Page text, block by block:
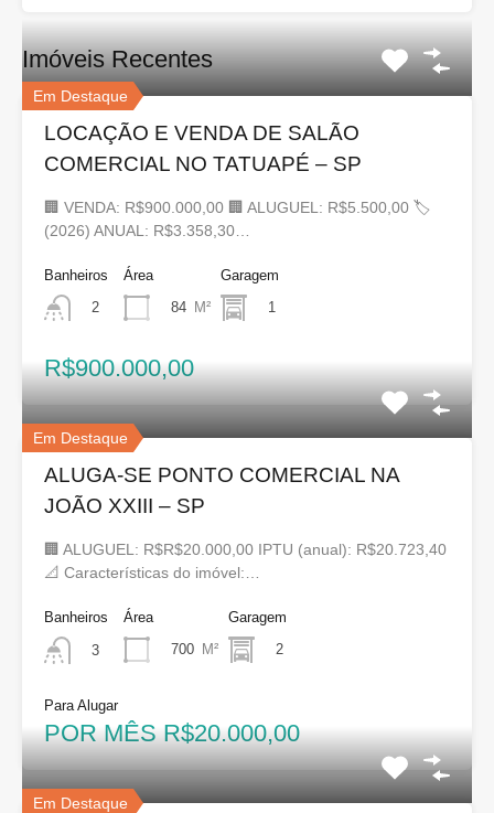
Imóveis Recentes
Em Destaque
LOCAÇÃO E VENDA DE SALÃO
COMERCIAL NO TATUAPÉ – SP
🏢 VENDA: R$900.000,00 🏢 ALUGUEL: R$5.500,00 🏷
(2026) ANUAL: R$3.358,30…
Banheiros
2
Área
84 M²
Garagem
1
R$900.000,00
Em Destaque
ALUGA-SE PONTO COMERCIAL NA
JOÃO XXIII – SP
🏢 ALUGUEL: R$R$20.000,00 IPTU (anual): R$20.723,40
📐 Características do imóvel:…
Banheiros
3
Área
700 M²
Garagem
2
Para Alugar
POR MÊS R$20.000,00
Em Destaque